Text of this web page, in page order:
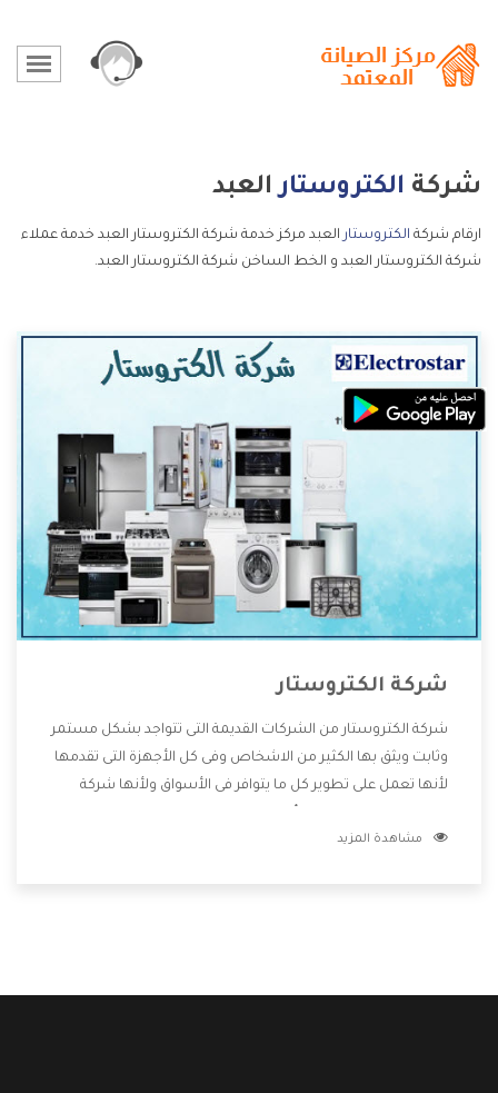
شركة الكتروستارالعبد
ارقام شركة الكتروستار العبد مركز خدمة شركة الكتروستار العبد خدمة عملاء
شركة الكتروستار العبد و الخط الساخن شركة الكتروستار العبد.
شركة الكتروستار
شركة الكتروستار من الشركات القديمة التى تتواجد بشكل مستمر
وثابت ويثق بها الكثير من الاشخاص وفى كل الأجهزة التى تقدمها
لأنها تعمل على تطوير كل ما يتوافر فى الأسواق ولأنها شركة
وتقدم للعملاء أقوى العروض والخصومات التى تسهل على
مشاهدة المزيد